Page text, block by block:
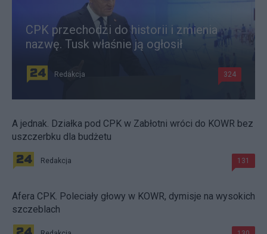
CPK przechodzi do historii i zmienia
nazwę. Tusk właśnie ją ogłosił
Redakcja 324
A jednak. Działka pod CPK w Zabłotni wróci do KOWR bez
uszczerbku dla budżetu
Redakcja 131
Afera CPK. Poleciały głowy w KOWR, dymisje na wysokich
szczeblach